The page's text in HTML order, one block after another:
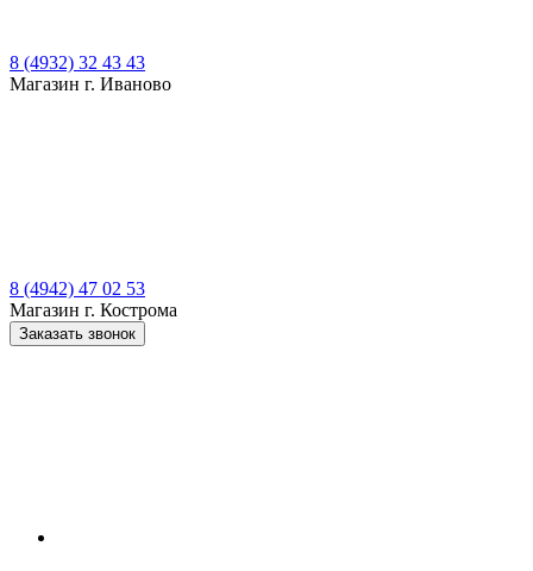
8 (4932) 32 43 43
Магазин г. Иваново
8 (4942) 47 02 53
Магазин г. Кострома
Заказать звонок